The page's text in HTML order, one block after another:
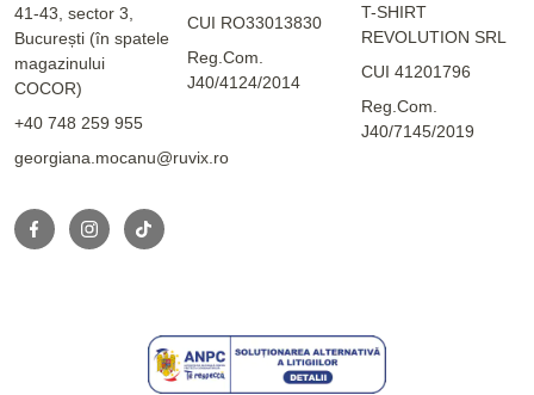
41-43, sector 3,
București (în spatele
magazinului
COCOR)
+40 748 259 955
georgiana.mocanu@ruvix.ro
CUI RO33013830
Reg.Com.
J40/4124/2014
T-SHIRT
REVOLUTION SRL
CUI 41201796
Reg.Com.
J40/7145/2019